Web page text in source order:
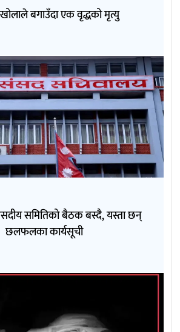
खोलाले बगाउँदा एक वृद्धको मृत्यु
समितिको बैठक बस्दै, यस्ता छन्
छलफलका कार्यसूची